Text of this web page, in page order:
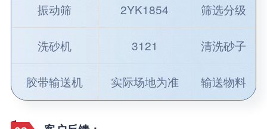
振动筛 2YK1854 筛选分级
洗砂机 3121 清洗砂子
胶带输送机 实际场地为准 输送物料